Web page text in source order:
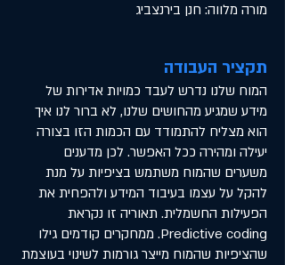
מורה מלווה: חנן בירנצביג
תקציר העבודה
המוח שלנו נדרש לעבד כמויות אדירות של
מידע שמגיע מהחושים שלנו, לא ברור לנו איך
הוא מצליח להתמודד עם הכמות הזו בצורה
יעילה ומהירה ככל האפשר. לכן מדענים
משערים שהמוח משתמש בציפיות על מנת
להקל על עצמו בעיבוד המידע ולהפחית את
הפעילות החשמלית. תאוריה זו נקראת
Predictive coding. ממחקרים קודמים גילו
שהציפיות שהמוח מייצר גורמות לשינוי בעוצמת